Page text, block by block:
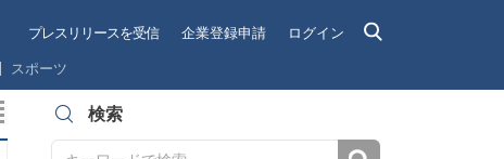
プレスリリースを受信 企業登録申請 ログイン
スポーツ
検索